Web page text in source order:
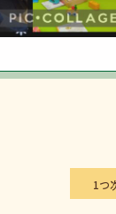
1つ